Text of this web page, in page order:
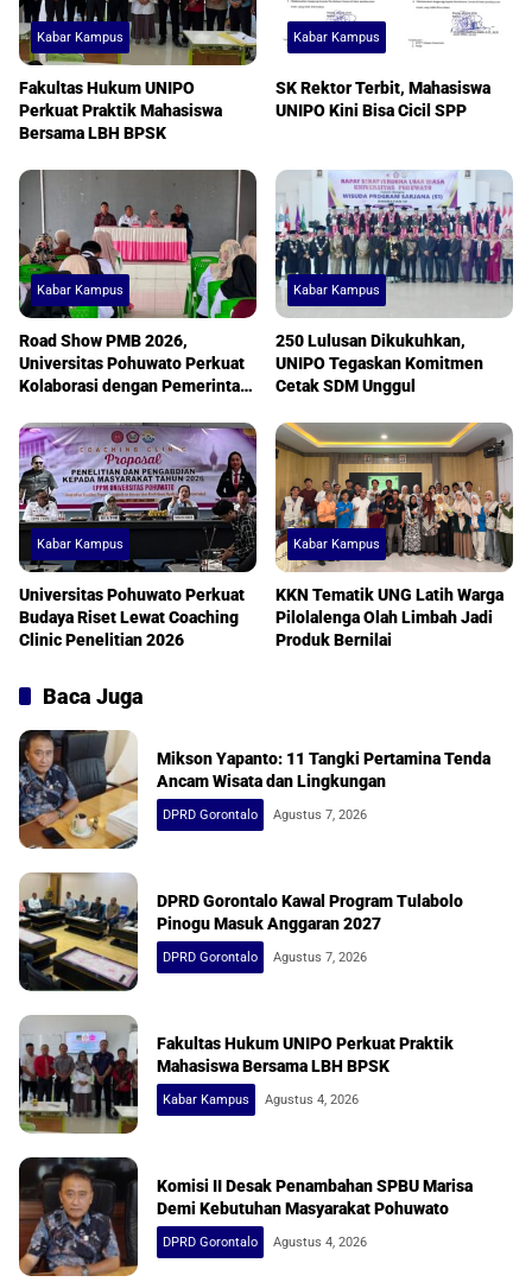
Kabar Kampus
Fakultas Hukum UNIPO
Perkuat Praktik Mahasiswa
Bersama LBH BPSK
Kabar Kampus
SK Rektor Terbit, Mahasiswa
UNIPO Kini Bisa Cicil SPP
Kabar Kampus
Road Show PMB 2026,
Universitas Pohuwato Perkuat
Kolaborasi dengan Pemerintah
Kabar Kampus
250 Lulusan Dikukuhkan,
UNIPO Tegaskan Komitmen
Cetak SDM Unggul
Kabar Kampus
Universitas Pohuwato Perkuat
Budaya Riset Lewat Coaching
Clinic Penelitian 2026
Kabar Kampus
KKN Tematik UNG Latih Warga
Pilolalenga Olah Limbah Jadi
Produk Bernilai
Baca Juga
Mikson Yapanto: 11 Tangki Pertamina Tenda
Ancam Wisata dan Lingkungan
DPRD Gorontalo Agustus 7, 2026
DPRD Gorontalo Kawal Program Tulabolo
Pinogu Masuk Anggaran 2027
DPRD Gorontalo Agustus 7, 2026
Fakultas Hukum UNIPO Perkuat Praktik
Mahasiswa Bersama LBH BPSK
Kabar Kampus Agustus 4, 2026
Komisi II Desak Penambahan SPBU Marisa
Demi Kebutuhan Masyarakat Pohuwato
DPRD Gorontalo Agustus 4, 2026